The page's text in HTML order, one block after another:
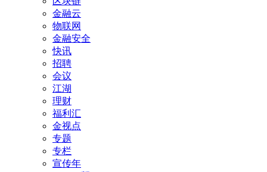
金融云
物联网
金融安全
快讯
招聘
会议
江湖
理财
福利汇
金视点
专题
专栏
宣传年